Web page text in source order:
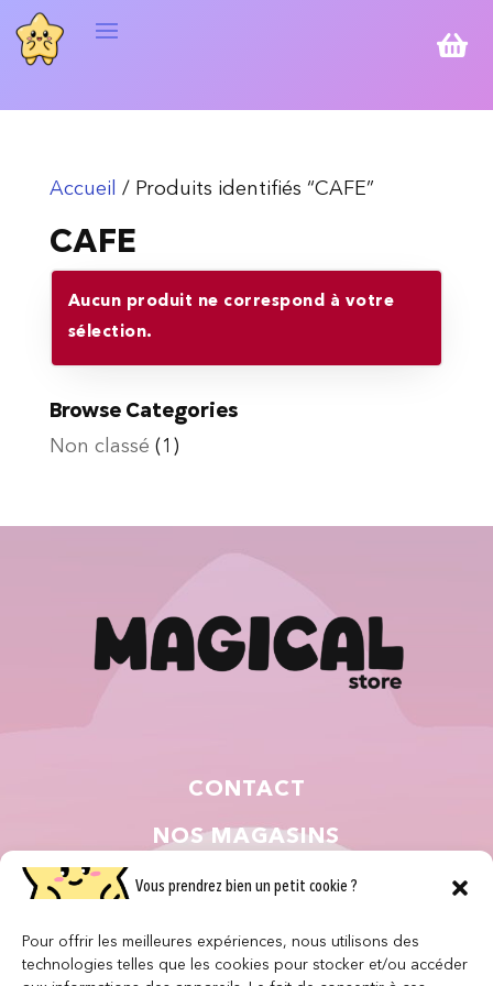
Vous prendrez bien un petit cookie ?
Pour offrir les meilleures expériences, nous utilisons des
technologies telles que les cookies pour stocker et/ou accéder

Accueil / Produits identifiés “CAFE”
CAFE
Aucun produit ne correspond à votre
sélection.
Browse Categories
Non classé (1)
CONTACT
NOS MAGASINS
QUI SOMMES NOUS ?
NOUS REJOINDRE
F.A.Q